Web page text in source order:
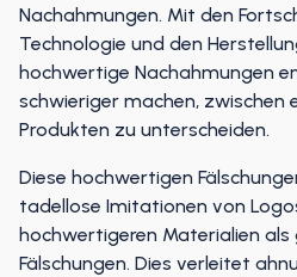
Nachahmungen. Mit den
Technologie und den
hochwertige Nachahmungen
schwieriger machen, zwischen
Produkten zu unterscheiden.
Diese hochwertigen
tadellose Imitationen von
hochwertigeren Materialien als
Fälschungen. Dies verleitet